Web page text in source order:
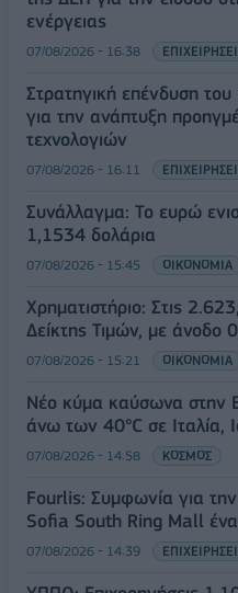
ενέργειας
07/08/2026 - 16:38
Στρατηγική επένδυση
για την ανάπτυξη
τεχνολογιών
07/08/2026 - 16:11
Συνάλλαγμα: Το ευρώ
1,1534 δολάρια
07/08/2026 - 15:45 ΟΙΚΟΝΟΜΙΑ
Χρηματιστήριο: Στις
Δείκτης Τιμών, με άνοδο
07/08/2026 - 15:21 ΟΙΚΟΝΟΜΙΑ
Νέο κύμα καύσωνα στην
άνω των 40°C σε Ιταλία,
07/08/2026 - 14:58 ΚΟΣΜΟΣ
Fourlis: Συμφωνία για
Sofia South Ring Mall
07/08/2026 - 14:39